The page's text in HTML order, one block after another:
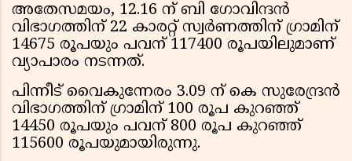
അതേസമയം, 12.16 ന് ബി ഗോവിന്ദന്‍
വിഭാഗത്തിന് 22 കാരറ്റ് സ്വര്‍ണത്തിന് ഗ്രാമിന്
14675 രൂപയും പവന് 117400 രൂപയിലുമാണ്
വ്യാപാരം നടന്നത്.
പിന്നീട് വൈകുന്നേരം 3.09 ന് കെ സുരേന്ദ്രന്‍
വിഭാഗത്തിന് ഗ്രാമിന് 100 രൂപ കുറഞ്ഞ്
14450 രൂപയും പവന് 800 രൂപ കുറഞ്ഞ്
115600 രൂപയുമായിരുന്നു.